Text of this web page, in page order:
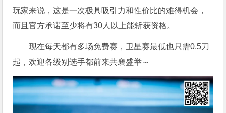
玩家来说，这是一次极具吸引力和性价比的难得机会，
而且官方承诺至少将有30人以上能斩获资格。
现在每天都有多场免费赛，卫星赛最低也只需0.5刀
起，欢迎各级别选手都前来共襄盛举～